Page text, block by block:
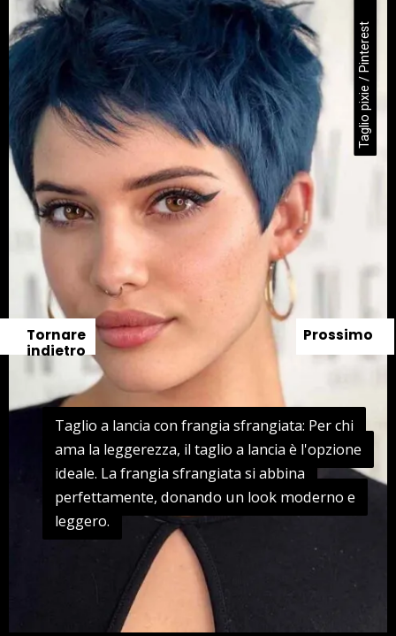
Taglio a lancia con frangia sfrangiata: Per chi
ama la leggerezza, il taglio a lancia è l'opzione
ideale. La frangia sfrangiata si abbina
perfettamente, donando un look moderno e
leggero.
Taglio a lancia con frangia sfrangiata: Per chi
ama la leggerezza, il taglio a lancia è l'opzione
ideale. La frangia sfrangiata si abbina
perfettamente, donando un look moderno e
leggero.
Prossimo
Tornare
indietro
Taglio pixie / Pinterest